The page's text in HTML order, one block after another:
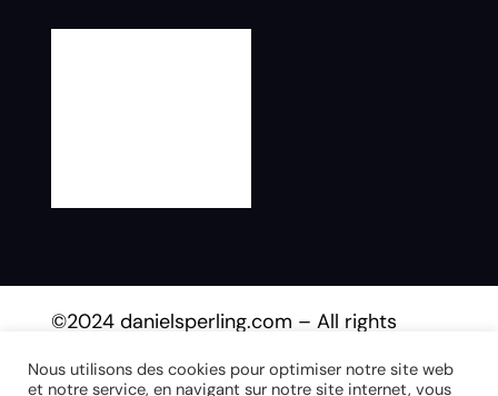
©2024 danielsperling.com – All rights
Nous utilisons des cookies pour optimiser notre site web
et notre service, en navigant sur notre site internet, vous